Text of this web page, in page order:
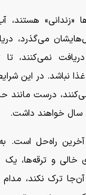
هستند،
می‌گذرد،
نمی‌کنند،
نباشد. در این
درست مانند
سال خواهند داشت.
راه‌حل است.
خالی و ترقه‌ها،
ترک نکند،